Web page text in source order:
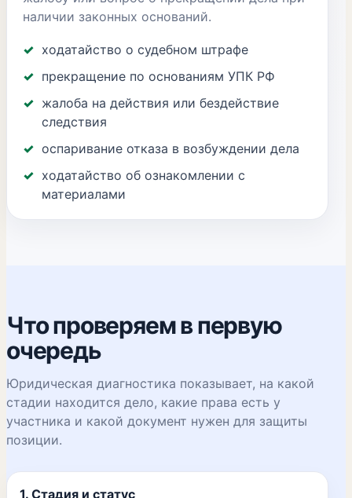
наличии законных оснований.
ходатайство о судебном штрафе
прекращение по основаниям УПК РФ
жалоба на действия или бездействие
следствия
оспаривание отказа в возбуждении дела
ходатайство об ознакомлении с
материалами
Что проверяем в первую
очередь
Юридическая диагностика показывает, на какой
стадии находится дело, какие права есть у
участника и какой документ нужен для защиты
позиции.
1. Стадия и статус